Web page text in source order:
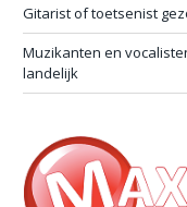
Gitarist of toetsenist
Muzikanten en
landelijk